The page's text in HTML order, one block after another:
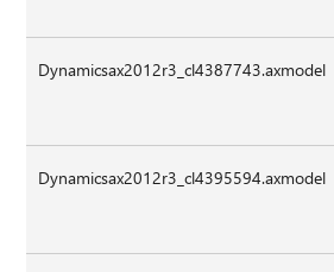
Dynamicsax2012r3_cl4387743.axmodel
Dynamicsax2012r3_cl4395594.axmodel